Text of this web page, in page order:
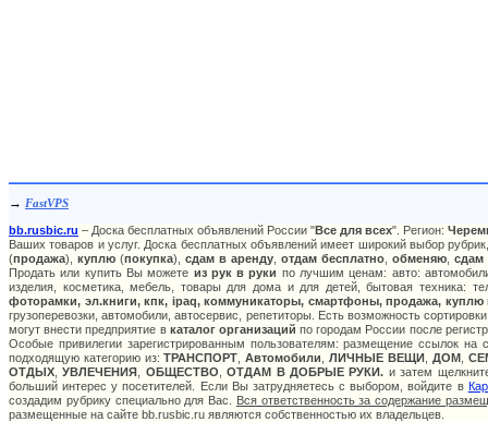
→ FastVPS
bb.rusbic.ru – Доска бесплатных объявлений России "Все для всех". Регион:
Ваших товаров и услуг. Доска бесплатных объявлений имеет широкий выбор
(продажа), куплю (покупка), сдам в аренду отдам бесплатно обменяю сдам
Продать или купить Вы можете из рук в руки по лучшим ценам: авто:
изделия, косметика, мебель, товары для дома и для детей, бытовая техника:
фоторамки, эл.книги, кпк, ipaq, коммуникаторы, смартфоны, продажа,
грузоперевозки, автомобили, автосервис, репетиторы. Есть возможность
могут внести предприятие в каталог организаций по городам России после
Особые привилегии зарегистрированным пользователям: размещение ссылок
подходящую категорию из:ТРАНСПОРТ ,Автомобили ,ЛИЧНЫЕ ВЕЩИ, ДОМ,
ОТДЫХ ,УВЛЕЧЕНИЯ ОБЩЕСТВО ,ОТДАМ В ДОБРЫЕ РУКИ. и затем
больший интерес у посетителей. Если Вы затрудняетесь с выбором, войдите в
создадим рубрику специально для Вас. Вся ответственность за содержание
размещенные на сайте bb.rusbic.ru являются собственностью их владельцев.